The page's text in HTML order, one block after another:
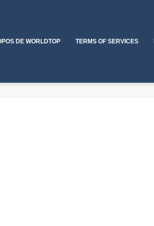
DE WORLDTOP TERMS OF SERVICES